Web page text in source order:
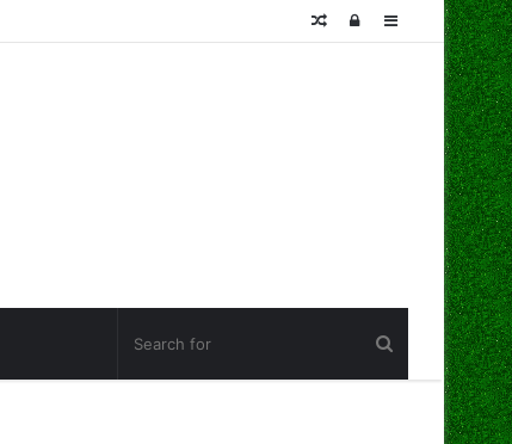
Sidebar
Log
Random